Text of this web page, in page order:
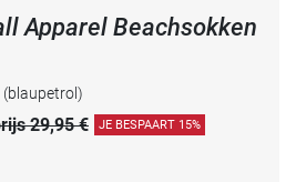
Apparel Beachsokken
(blaupetrol)
29,95 € JE BESPAART 15%